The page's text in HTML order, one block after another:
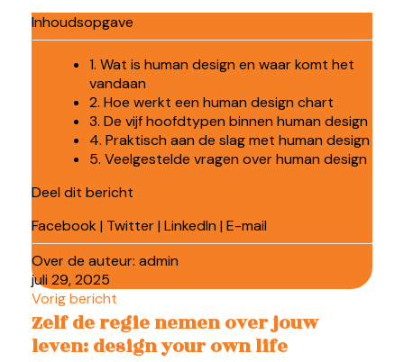
Inhoudsopgave
1. Wat is human design en waar komt het
vandaan
2. Hoe werkt een human design chart
3. De vijf hoofdtypen binnen human design
4. Praktisch aan de slag met human design
5. Veelgestelde vragen over human design
Deel dit bericht
Facebook| Twitter| LinkedIn | E-mail
Over de auteur: admin
juli 29, 2025
Vorig bericht
Zelf de regie nemen over jouw
leven: design your own life